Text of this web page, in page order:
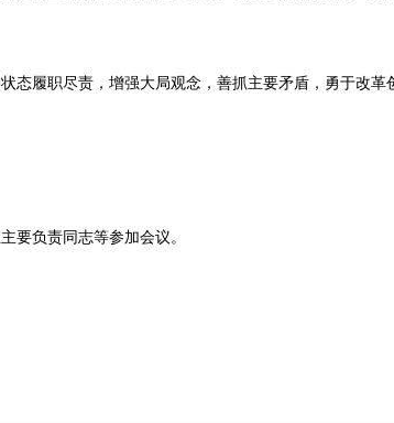
态履职尽责，增强大局观念，善抓主要矛盾，勇于改革
要负责同志等参加会议。